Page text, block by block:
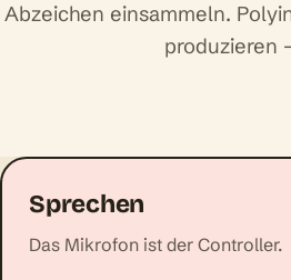
Abzeichen einsammeln.
produzieren
Sprechen
Das Mikrofon ist der Controller.